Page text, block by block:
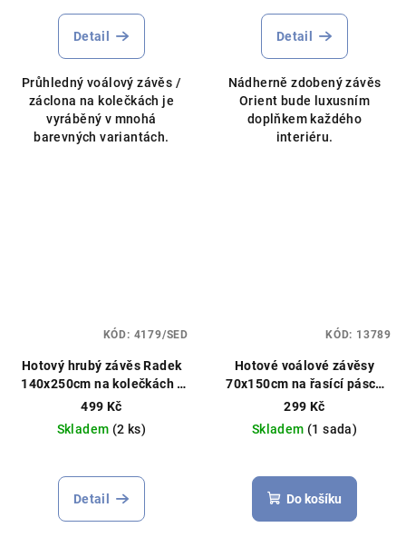
hodnocení
produktu
z
5
hvězdiček.
Detail
Průhledný voálový závěs /
záclona na kolečkách je
vyráběný v mnohá
barevných variantách.
hodnocení
produktu
z
5
hvězdiček.
Detail
Nádherně zdobený závěs
Orient bude luxusním
doplňkem každého
interiéru.
Hotový hrubý závěs Radek
140x250cm na kolečkách /
kroužcích různé barvy
499 Kč
Skladem (2 ks)
Detail
KÓD: 4179/SED
Hotové voálové závěsy
70x150cm na řasící pásce
Barevný voál, ušijeme
299 Kč
Skladem (1 sada)
hodnocení
produktu
Do košíku
KÓD: 13789